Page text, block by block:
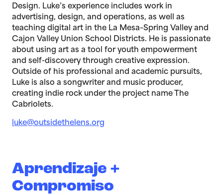
Design. Luke’s experience includes work in
advertising, design, and operations, as well as
teaching digital art in the La Mesa–Spring Valley and
Cajon Valley Union School Districts. He is passionate
about using art as a tool for youth empowerment
and self-discovery through creative expression.
Outside of his professional and academic pursuits,
Luke is also a songwriter and music producer,
creating indie rock under the project name The
Cabriolets.
luke@outsidethelens.org
Aprendizaje +
Compromiso